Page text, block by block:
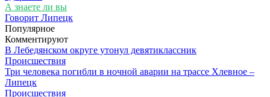
А знаете ли вы
Говорит Липецк
Популярное
Комментируют
В Лебедянском округе утонул девятиклассник
Происшествия
Три человека погибли в ночной аварии на трассе Хлевное –
Липецк
Происшествия